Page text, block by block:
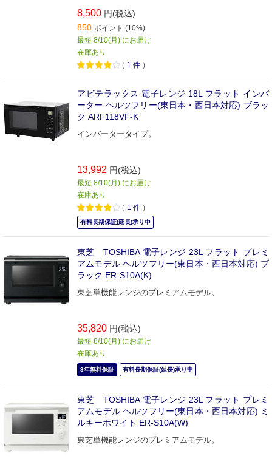
8,500 円(税込)
850 ポイント (10%)
最短 8/10(月) にお届け
在庫あり
（ 1 件 ）
アビテラックス 電子レンジ 18L フラット インバ
ーター ヘルツフリー(東日本・西日本対応) ブラッ
ク ARF118VF-K
インバータータイプ。
13,992 円(税込)
最短 8/10(月) にお届け
在庫あり
（ 1 件 ）
有料長期保証(延長)承り中
東芝 TOSHIBA 電子レンジ 23L フラット プレミ
アムモデル ヘルツフリー(東日本・西日本対応) ブ
ラック ER-S10A(K)
東芝単機能レンジのプレミアムモデル。
35,820 円(税込)
最短 8/10(月) にお届け
在庫あり
3年無料保証 有料長期保証(延長)承り中
東芝 TOSHIBA 電子レンジ 23L フラット プレミ
アムモデル ヘルツフリー(東日本・西日本対応) ミ
ルキーホワイト ER-S10A(W)
東芝単機能レンジのプレミアムモデル。